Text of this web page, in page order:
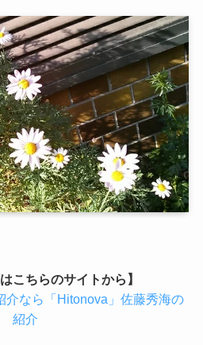
こちらのサイトから】